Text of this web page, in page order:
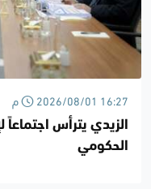
2026/08/01 16:27 م
الزيدي يترأس اجتماعاً
الحكومي